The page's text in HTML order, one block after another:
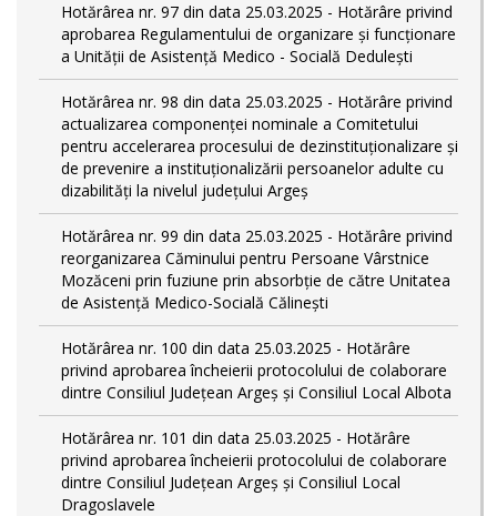
Hotărârea nr. 97 din data 25.03.2025 - Hotărâre privind
aprobarea Regulamentului de organizare și funcționare
a Unității de Asistență Medico - Socială Dedulești
Hotărârea nr. 98 din data 25.03.2025 - Hotărâre privind
actualizarea componenței nominale a Comitetului
pentru accelerarea procesului de dezinstituționalizare şi
de prevenire a instituționalizării persoanelor adulte cu
dizabilități la nivelul județului Argeș
Hotărârea nr. 99 din data 25.03.2025 - Hotărâre privind
reorganizarea Căminului pentru Persoane Vârstnice
Mozăceni prin fuziune prin absorbție de către Unitatea
de Asistență Medico-Socială Călinești
Hotărârea nr. 100 din data 25.03.2025 - Hotărâre
privind aprobarea încheierii protocolului de colaborare
dintre Consiliul Județean Argeș și Consiliul Local Albota
Hotărârea nr. 101 din data 25.03.2025 - Hotărâre
privind aprobarea încheierii protocolului de colaborare
dintre Consiliul Județean Argeș și Consiliul Local
Dragoslavele